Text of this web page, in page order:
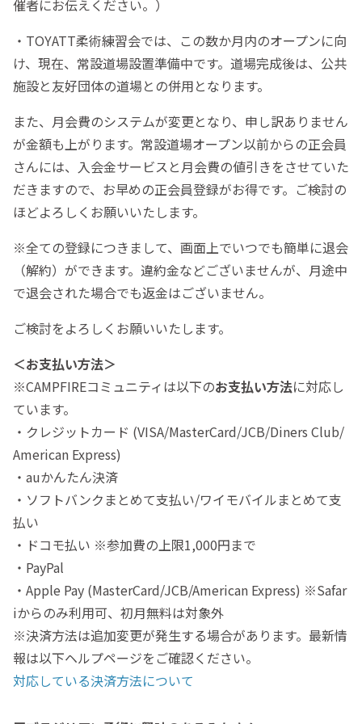
催者にお伝えください。）
・TOYATT柔術練習会では、この数か月内のオープンに向
け、現在、常設道場設置準備中です。道場完成後は、公共
施設と友好団体の道場との併用となります。
また、月会費のシステムが変更となり、申し訳ありません
が金額も上がります。常設道場オープン以前からの正会員
さんには、入会金サービスと月会費の値引きをさせていた
だきますので、お早めの正会員登録がお得です。ご検討の
ほどよろしくお願いいたします。
※全ての登録につきまして、画面上でいつでも簡単に退会
（解約）ができます。違約金などございませんが、月途中
で退会された場合でも返金はございません。
ご検討をよろしくお願いいたします。
＜お支払い方法＞
※CAMPFIREコミュニティは以下のお支払い方法に対応し
ています。
・クレジットカード (VISA/MasterCard/JCB/Diners Club/
American Express)
・auかんたん決済
・ソフトバンクまとめて支払い/ワイモバイルまとめて支
払い
・ドコモ払い ※参加費の上限1,000円まで
・PayPal
・Apple Pay (MasterCard/JCB/American Express) ※Safar
iからのみ利用可、初月無料は対象外
※決済方法は追加変更が発生する場合があります。最新情
報は以下ヘルプページをご確認ください。
対応している決済方法について